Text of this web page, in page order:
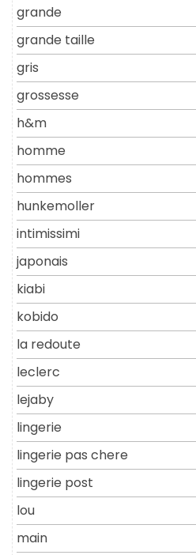
grande
grande taille
gris
grossesse
h&m
homme
hommes
hunkemoller
intimissimi
japonais
kiabi
kobido
la redoute
leclerc
lejaby
lingerie
lingerie pas chere
lingerie post
lou
main